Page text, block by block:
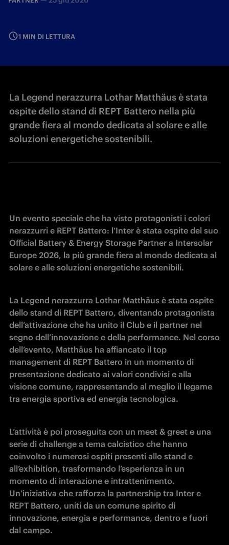
1 MIN DI LETTURA
La Legend nerazzurra Lothar Matthäus è stata
ospite dello stand di REPT Battero nella più
grande fiera al mondo dedicata al solare e alle
soluzioni energetiche sostenibili.
Un evento speciale che ha visto protagonisti i colori
nerazzurri e REPT Battero: l’Inter è stata ospite del suo
Official Battery & Energy Storage Partner a Intersolar
Europe 2026, la più grande fiera al mondo dedicata al
solare e alle soluzioni energetiche sostenibili.
La Legend nerazzurra Lothar Matthäus è stata ospite
dello stand di REPT Battero, diventando protagonista
dell’attivazione che ha unito il Club e il partner nel
segno dell’innovazione e della performance. Nel corso
dell’evento, Matthäus ha affiancato il top
management di REPT Battero in un momento di
presentazione dedicato ai valori condivisi e alla
visione comune, rappresentando al meglio il legame
tra energia sportiva ed energia tecnologica.
L’attività è poi proseguita con un meet & greet e una
serie di challenge a tema calcistico che hanno
coinvolto i numerosi ospiti presenti allo stand e
all’exhibition, trasformando l’esperienza in un
momento di interazione e intrattenimento.
Un’iniziativa che rafforza la partnership tra Inter e
REPT Battero, uniti da un comune spirito di
innovazione, energia e performance, dentro e fuori
dal campo.